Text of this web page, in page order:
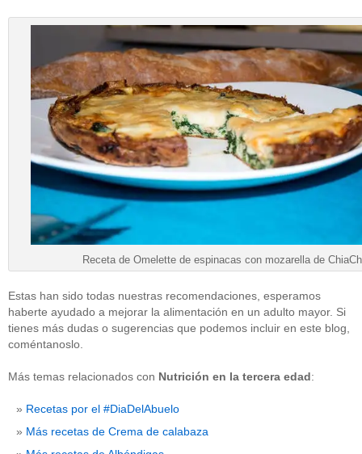
Receta de Omelette de espinacas con mozarella de
Estas han sido todas nuestras recomendaciones, esperamos
haberte ayudado a mejorar la alimentación en un adulto mayor. Si
tienes más dudas o sugerencias que podemos incluir en este blog,
coméntanoslo.
Más temas relacionados con Nutrición en la tercera edad:
Recetas por el #DiaDelAbuelo
Más recetas de Crema de calabaza